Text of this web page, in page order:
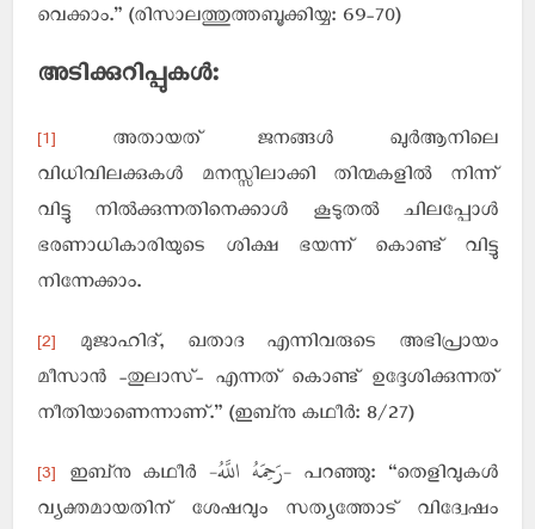
വെക്കാം.” (രിസാലത്തുത്തബൂക്കിയ്യ: 69-70)
അടിക്കുറിപ്പുകള്‍:
[1]
അതായത് ജനങ്ങള്‍ ഖുര്‍ആനിലെ
വിധിവിലക്കുകള്‍ മനസ്സിലാക്കി തിന്മകളില്‍ നിന്ന്
വിട്ടു നില്‍ക്കുന്നതിനെക്കാള്‍ കൂടുതല്‍ ചിലപ്പോള്‍
ഭരണാധികാരിയുടെ ശിക്ഷ ഭയന്ന് കൊണ്ട് വിട്ടു
നിന്നേക്കാം.
[2]
മുജാഹിദ്, ഖതാദ എന്നിവരുടെ അഭിപ്രായം
മീസാന്‍ -തുലാസ്- എന്നത് കൊണ്ട് ഉദ്ദേശിക്കുന്നത്
നീതിയാണെന്നാണ്.” (ഇബ്‌നു കഥീര്‍: 8/27)
[3] ഇബ്‌നു കഥീര്‍ -رَحِمَهُ اللَّهُ-പറഞ്ഞു: “തെളിവുകള്‍
വ്യക്തമായതിന് ശേഷവും സത്യത്തോട് വിദ്വേഷം